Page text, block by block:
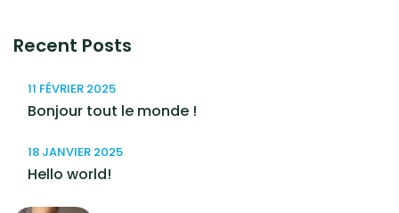
Recent Posts
11 FÉVRIER 2025
Bonjour tout le monde !
18 JANVIER 2025
Hello world!